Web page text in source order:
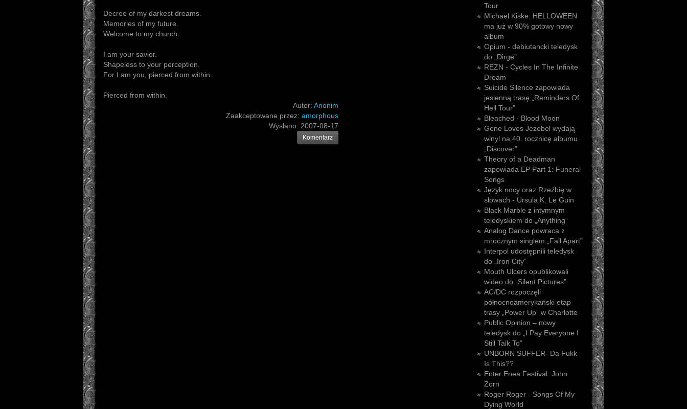
Decree of my darkest dreams.
Memories of my future.
Welcome to my church.
I am your savior.
Shapeless to your perception.
For I am you, pierced from within.
Pierced from within.
Autor: Anonim
Zaakceptowane przez: amorphous
Wysłano: 2007-08-17
Komentarz
Tour
Michael Kiske: HELLOWEEN
ma już w 90% gotowy nowy
album
Opium - debiutancki teledysk
do „Dirge”
REZN - Cycles In The Infinite
Dream
Suicide Silence zapowiada
jesienną trasę „Reminders Of
Hell Tour”
Bleached - Blood Moon
Gene Loves Jezebel wydają
winyl na 40. rocznicę albumu
„Discover”
Theory of a Deadman
zapowiada EP Part 1: Funeral
Songs
Język nocy oraz Rzeźbię w
słowach - Ursula K. Le Guin
Black Marble z intymnym
teledyskiem do „Anything”
Analog Dance powraca z
mrocznym singlem „Fall Apart”
Interpol udostępnili teledysk
do „Iron City”
Mouth Ulcers opublikowali
wideo do „Silent Pictures”
AC/DC rozpoczęli
północnoamerykański etap
trasy „Power Up” w Charlotte
Public Opinion – nowy
teledysk do „I Pay Everyone I
Still Talk To”
UNBORN SUFFER- Da Fukk
Is This??
Enter Enea Festival. John
Zorn
Roger Roger - Songs Of My
Dying World